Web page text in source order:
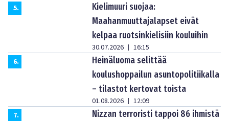
5.
Kielimuuri suojaa:
Maahanmuuttajalapset eivät
kelpaa ruotsinkielisiin kouluihin
30.07.2026 | 16:15
6.
Heinäluoma selittää
koulushoppailun asuntopolitiikalla
– tilastot kertovat toista
01.08.2026 | 12:09
7.
Nizzan terroristi tappoi 86 ihmistä